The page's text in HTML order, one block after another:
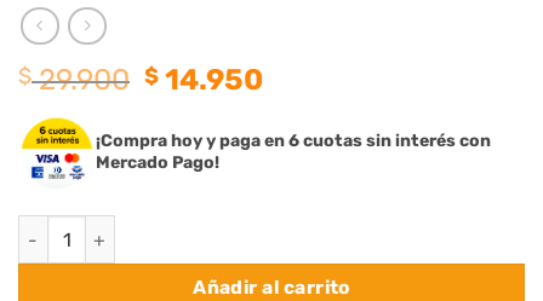
$29.900 El
original
era:
$ 14.950
actual
¡Compra hoy y paga en 6 cuotas sin interés con
Mercado Pago!
Cinta led con dimmer | Volcano cantidad
Añadir al carrito